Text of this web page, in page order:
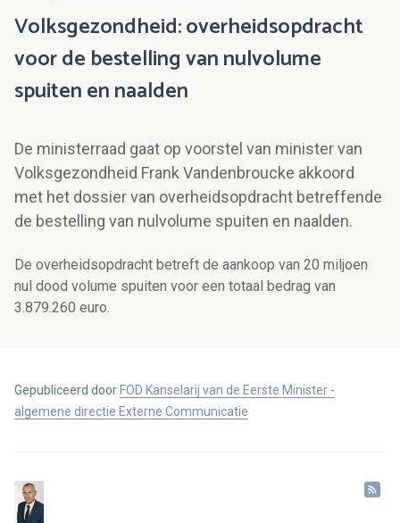
Volksgezondheid: overheidsopdracht
voor de bestelling van nulvolume
spuiten en naalden
De ministerraad gaat op voorstel van minister van
Volksgezondheid Frank Vandenbroucke akkoord
met het dossier van overheidsopdracht betreffende
de bestelling van nulvolume spuiten en naalden.
De overheidsopdracht betreft de aankoop van 20 miljoen
nul dood volume spuiten voor een totaal bedrag van
3.879.260 euro.
Gepubliceerd door FOD Kanselarij van de Eerste Minister -
algemene directie Externe Communicatie